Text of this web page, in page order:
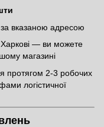
за вказаною адресою
Харкові — ви можете
магазині
протягом 2-3 робочих
логістичної